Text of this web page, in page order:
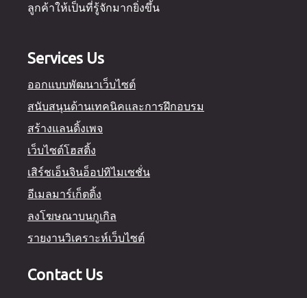
ลูกค้าให้เป็นที่รู้จักมากยิ่งขึ้น
Services Us
ออกแบบพัฒนาเว็บไซต์
สนับสนุนด้านเทคนิคและการฝึกอบรม
สร้างแลนดิ้งเพจ
เว็บไซต์โฮสติ้ง
เสิร์ชเอ็นจินอ็อปทิไมเซชั่น
อีเมลมาร์เก็ตติ้ง
ลงโฆษณาบนกูเกิล
รายงานวิเคราะห์เว็บไซต์
Contact Us